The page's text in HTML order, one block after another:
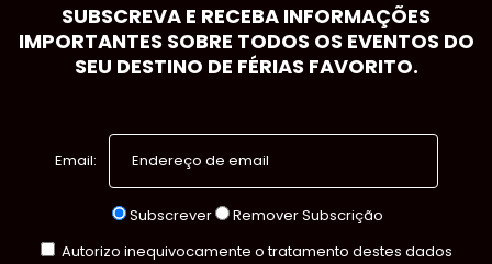
SUBSCREVA E RECEBA INFORMAÇÕES
IMPORTANTES SOBRE TODOS OS EVENTOS DO
SEU DESTINO DE FÉRIAS FAVORITO.
Email:
Subscrever
Remover Subscrição
Autorizo inequivocamente o tratamento destes dados